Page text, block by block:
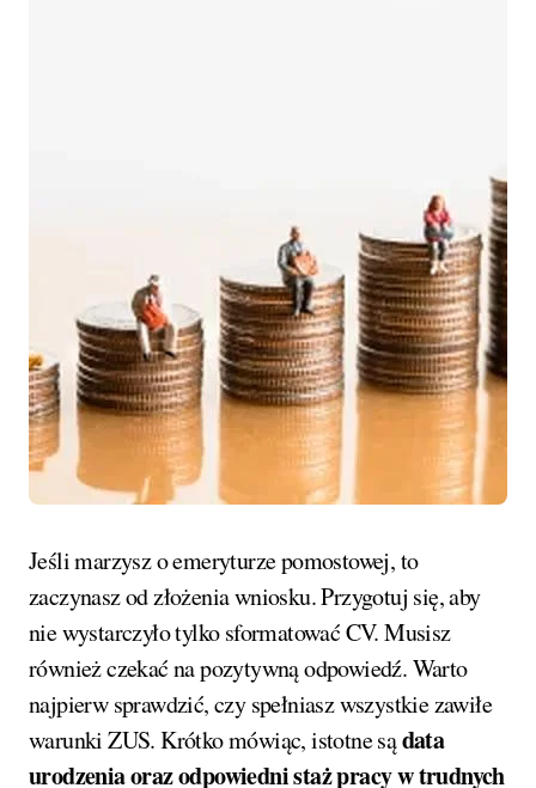
Jeśli marzysz o emeryturze pomostowej, to
zaczynasz od złożenia wniosku. Przygotuj się, aby
nie wystarczyło tylko sformatować CV. Musisz
również czekać na pozytywną odpowiedź. Warto
najpierw sprawdzić, czy spełniasz wszystkie zawiłe
warunki ZUS. Krótko mówiąc, istotne sądata
urodzenia oraz odpowiedni staż pracy w trudnych